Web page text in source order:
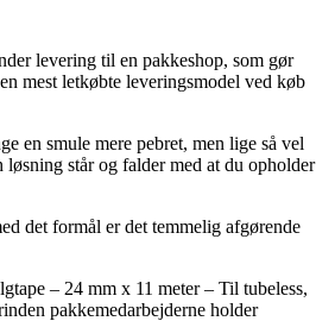
levering til en pakkeshop, som gør
mest letkøbte leveringsmodel ved køb
en smule mere pebret, men lige så vel
står og falder med at du opholder
det formål er det temmelig afgørende
– 24 mm x 11 meter – Til tubeless,
pakkemedarbejderne holder